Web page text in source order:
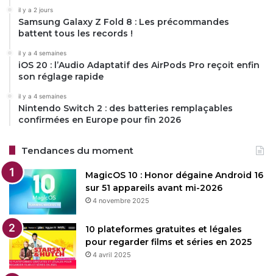
il y a 2 jours
Samsung Galaxy Z Fold 8 : Les précommandes
battent tous les records !
il y a 4 semaines
iOS 20 : l’Audio Adaptatif des AirPods Pro reçoit enfin
son réglage rapide
il y a 4 semaines
Nintendo Switch 2 : des batteries remplaçables
confirmées en Europe pour fin 2026
Tendances du moment
MagicOS 10 : Honor dégaine Android 16
sur 51 appareils avant mi-2026
4 novembre 2025
10 plateformes gratuites et légales
pour regarder films et séries en 2025
4 avril 2025